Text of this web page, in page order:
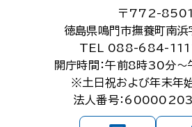
〒772-8501
徳島県鳴門市撫養町南
TEL 088-684-1111
開庁時間：午前8時30分
※土日祝および年末年
法人番号：